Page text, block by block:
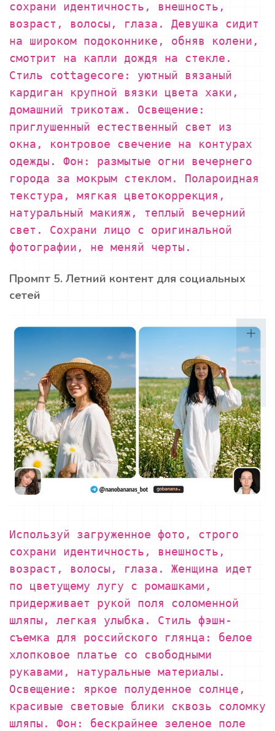
сохрани идентичность, внешность,
возраст, волосы, глаза. Девушка сидит
на широком подоконнике, обняв колени,
смотрит на капли дождя на стекле.
Стиль cottagecore: уютный вязаный
кардиган крупной вязки цвета хаки,
домашний трикотаж. Освещение:
приглушенный естественный свет из
окна, контровое свечение на контурах
одежды. Фон: размытые огни вечернего
города за мокрым стеклом. Полароидная
текстура, мягкая цветокоррекция,
натуральный макияж, теплый вечерний
свет. Сохрани лицо с оригинальной
фотографии, не меняй черты.
Промпт 5. Летний контент для социальных
сетей
Используй загруженное фото, строго
сохрани идентичность, внешность,
возраст, волосы, глаза. Женщина идет
по цветущему лугу с ромашками,
придерживает рукой поля соломенной
шляпы, легкая улыбка. Стиль фэшн-
съемка для российского глянца: белое
хлопковое платье со свободными
рукавами, натуральные материалы.
Освещение: яркое полуденное солнце,
красивые световые блики сквозь соломку
шляпы. Фон: бескрайнее зеленое поле